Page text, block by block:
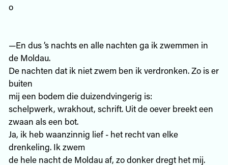
o
—En dus ’s nachts en alle nachten ga ik zwemmen in
de Moldau.
De nachten dat ik niet zwem ben ik verdronken. Zo is er
buiten
mij een bodem die duizendvingerig is:
schelpwerk, wrakhout, schrift. Uit de oever breekt een
zwaan als een bot.
Ja, ik heb waanzinnig lief - het recht van elke
drenkeling. Ik zwem
de hele nacht de Moldau af, zo donker dregt het mij.